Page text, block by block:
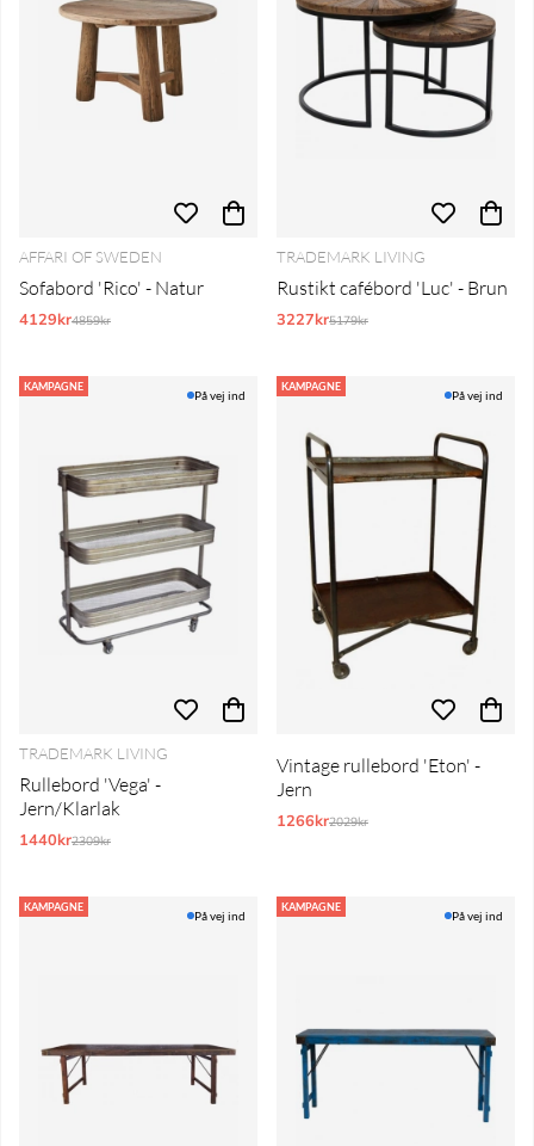
AFFARI OF SWEDEN
Sofabord 'Rico' - Natur
4129krNormalpris:
4859kr
TRADEMARK LIVING
Rustikt cafébord 'Luc' - Brun
3227krNormalpris:
5179kr
KAMPAGNE
På vej ind
TRADEMARK LIVING
Rullebord 'Vega' -
Jern/Klarlak
1440krNormalpris:
2309kr
KAMPAGNE
På vej ind
Vintage rullebord 'Eton' -
Jern
1266krNormalpris:
2029kr
KAMPAGNE
På vej ind
KAMPAGNE
På vej ind